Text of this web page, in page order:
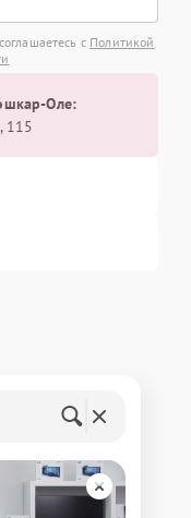
с Политикой
Оле:
115